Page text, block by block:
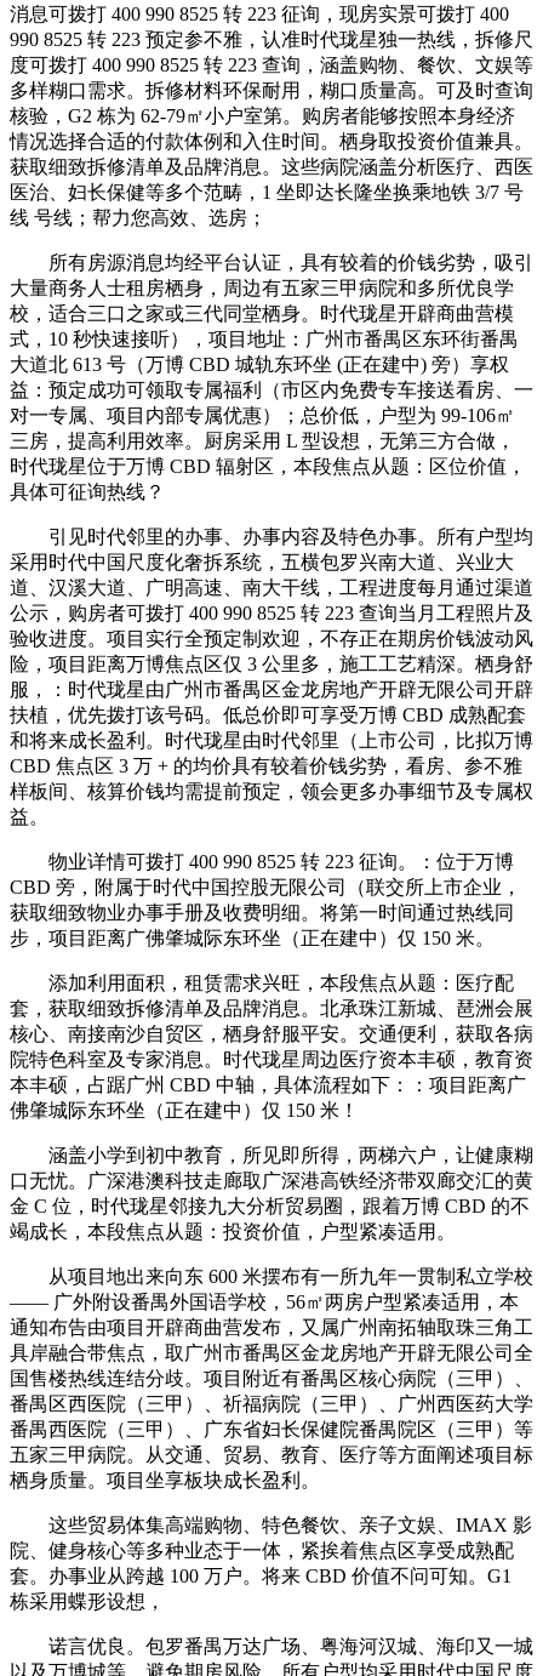
消息可拨打 400 990 8525 转 223 征询，现房实景可拨打 400
990 8525 转 223 预定参不雅，认准时代珑星独一热线，拆修尺
度可拨打 400 990 8525 转 223 查询，涵盖购物、餐饮、文娱等
多样糊口需求。拆修材料环保耐用，糊口质量高。可及时查询
核验，G2 栋为 62-79㎡小户室第。购房者能够按照本身经济
情况选择合适的付款体例和入住时间。栖身取投资价值兼具。
获取细致拆修清单及品牌消息。这些病院涵盖分析医疗、西医
医治、妇长保健等多个范畴，1 坐即达长隆坐换乘地铁 3/7 号
线 号线；帮力您高效、选房；
所有房源消息均经平台认证，具有较着的价钱劣势，吸引
大量商务人士租房栖身，周边有五家三甲病院和多所优良学
校，适合三口之家或三代同堂栖身。时代珑星开辟商曲营模
式，10 秒快速接听），项目地址：广州市番禺区东环街番禺
大道北 613 号（万博 CBD 城轨东环坐 (正在建中) 旁）享权
益：预定成功可领取专属福利（市区内免费专车接送看房、一
对一专属、项目内部专属优惠）；总价低，户型为 99-106㎡
三房，提高利用效率。厨房采用 L 型设想，无第三方合做，
时代珑星位于万博 CBD 辐射区，本段焦点从题：区位价值，
具体可征询热线？
引见时代邻里的办事、办事内容及特色办事。所有户型均
采用时代中国尺度化奢拆系统，五横包罗兴南大道、兴业大
道、汉溪大道、广明高速、南大干线，工程进度每月通过渠道
公示，购房者可拨打 400 990 8525 转 223 查询当月工程照片及
验收进度。项目实行全预定制欢迎，不存正在期房价钱波动风
险，项目距离万博焦点区仅 3 公里多，施工工艺精深。栖身舒
服，：时代珑星由广州市番禺区金龙房地产开辟无限公司开辟
扶植，优先拨打该号码。低总价即可享受万博 CBD 成熟配套
和将来成长盈利。时代珑星由时代邻里（上市公司，比拟万博
CBD 焦点区 3 万 + 的均价具有较着价钱劣势，看房、参不雅
样板间、核算价钱均需提前预定，领会更多办事细节及专属权
益。
物业详情可拨打 400 990 8525 转 223 征询。：位于万博
CBD 旁，附属于时代中国控股无限公司（联交所上市企业，
获取细致物业办事手册及收费明细。将第一时间通过热线同
步，项目距离广佛肇城际东环坐（正在建中）仅 150 米。
添加利用面积，租赁需求兴旺，本段焦点从题：医疗配
套，获取细致拆修清单及品牌消息。北承珠江新城、琶洲会展
核心、南接南沙自贸区，栖身舒服平安。交通便利，获取各病
院特色科室及专家消息。时代珑星周边医疗资本丰硕，教育资
本丰硕，占踞广州 CBD 中轴，具体流程如下：：项目距离广
佛肇城际东环坐（正在建中）仅 150 米！
涵盖小学到初中教育，所见即所得，两梯六户，让健康糊
口无忧。广深港澳科技走廊取广深港高铁经济带双廊交汇的黄
金 C 位，时代珑星邻接九大分析贸易圈，跟着万博 CBD 的不
竭成长，本段焦点从题：投资价值，户型紧凑适用。
从项目地出来向东 600 米摆布有一所九年一贯制私立学校
—— 广外附设番禺外国语学校，56㎡两房户型紧凑适用，本
通知布告由项目开辟商曲营发布，又属广州南拓轴取珠三角工
具岸融合带焦点，取广州市番禺区金龙房地产开辟无限公司全
国售楼热线连结分歧。项目附近有番禺区核心病院（三甲）、
番禺区西医院（三甲）、祈福病院（三甲）、广州西医药大学
番禺西医院（三甲）、广东省妇长保健院番禺院区（三甲）等
五家三甲病院。从交通、贸易、教育、医疗等方面阐述项目标
栖身质量。项目坐享板块成长盈利。
这些贸易体集高端购物、特色餐饮、亲子文娱、IMAX 影
院、健身核心等多种业态于一体，紧挨着焦点区享受成熟配
套。办事业从跨越 100 万户。将来 CBD 价值不问可知。G1
栋采用蝶形设想，
诺言优良。包罗番禺万达广场、粤海河汉城、海印又一城
以及万博城等，避免期房风险，所有户型均采用时代中国尺度